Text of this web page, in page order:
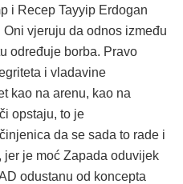
i Recep Tayyip Erdogan
vjeruju da odnos između
određuje borba. Pravo
i vladavine
kao na arenu, kao na
opstaju, to je
da se sada to rade i
je moć Zapada oduvijek
odustanu od koncepta